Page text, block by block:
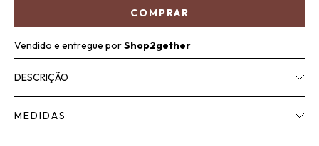
COMPRAR
Vendido e entregue porShop2gether
DESCRIÇÃO
MEDIDAS